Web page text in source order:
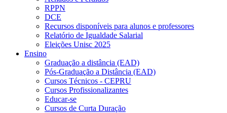
RPPN
DCE
Recursos disponíveis para alunos e professores
Relatório de Igualdade Salarial
Eleições Unisc 2025
Ensino
Graduação a distância (EAD)
Pós-Graduação a Distância (EAD)
Cursos Técnicos - CEPRU
Cursos Profissionalizantes
Educar-se
Cursos de Curta Duração